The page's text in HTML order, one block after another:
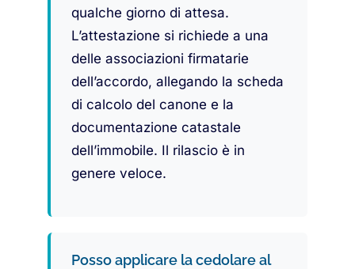
qualche giorno di attesa.
L’attestazione si richiede a una
delle associazioni firmatarie
dell’accordo, allegando la scheda
di calcolo del canone e la
documentazione catastale
dell’immobile. Il rilascio è in
genere veloce.
Posso applicare la cedolare al